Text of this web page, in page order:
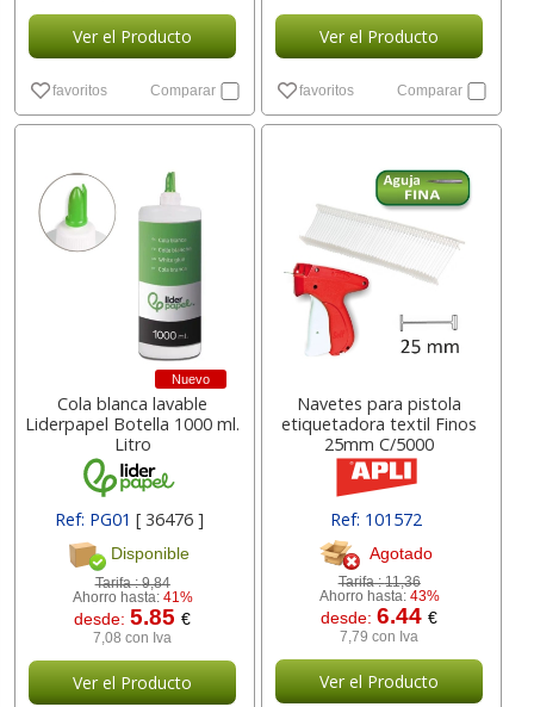
Ver el Producto
favoritos Comparar
Ver el Producto
favoritos Comparar
Nuevo
Cola blanca lavable
Liderpapel Botella 1000 ml.
Litro
Ref: PG01 [ 36476 ]
Disponible
Tarifa :9,84
Ahorro hasta: 41%
desde:5.85€
7,08 con Iva
Ver el Producto
Navetes para pistola
etiquetadora textil Finos
25mm C/5000
Ref: 101572
Agotado
Tarifa :11,36
Ahorro hasta: 43%
desde:6.44€
7,79 con Iva
Ver el Producto